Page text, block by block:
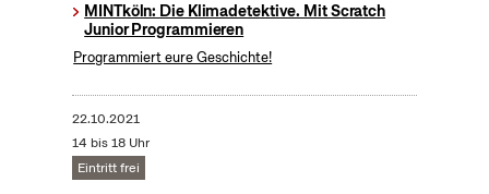
MINTköln: Die Klimadetektive. Mit Scratch
Junior Programmieren
Programmiert eure Geschichte!
22.10.2021
14 bis 18 Uhr
Eintritt frei